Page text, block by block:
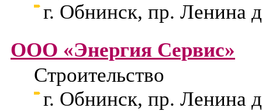
г. Обнинск, пр. Ленина
ООО «Энергия Сервис»
Строительство
г. Обнинск, пр. Ленина